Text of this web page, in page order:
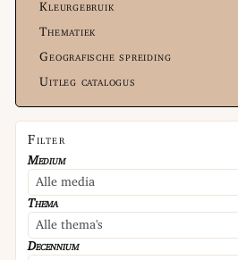
Kleurgebruik
Thematiek
Geografische spreiding
Uitleg catalogus
Filter
Medium
Alle media
Thema
Alle thema's
Decennium